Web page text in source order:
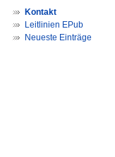
Kontakt
Leitlinien EPub
Neueste Einträge